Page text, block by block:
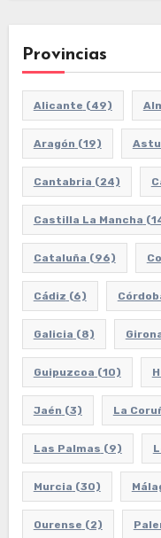
Provincias
Alicante (49)
Aragón (19)
Cantabria (24)
Castilla La Mancha
Cataluña (96)
Cádiz (6)
Galicia (8)
Guipuzcoa (10)
Jaén (3) La
Las Palmas (9)
Murcia (30)
Ourense (2)